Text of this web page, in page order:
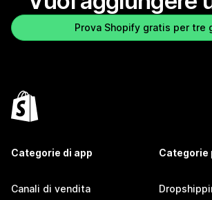
Prova Shopify gratis per tre
Categorie di app
Canali di vendita
Categorie